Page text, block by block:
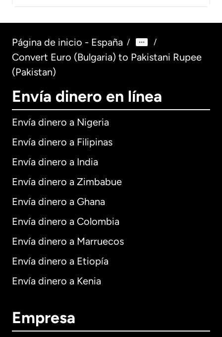
Página de inicio - España / /
Convert Euro (Bulgaria) to Pakistani Rupee
(Pakistan)
Envía dinero en línea
Envía dinero a Nigeria
Envía dinero a Filipinas
Envía dinero a India
Envía dinero a Zimbabue
Envía dinero a Ghana
Envía dinero a Colombia
Envía dinero a Marruecos
Envía dinero a Etiopía
Envía dinero a Kenia
Empresa